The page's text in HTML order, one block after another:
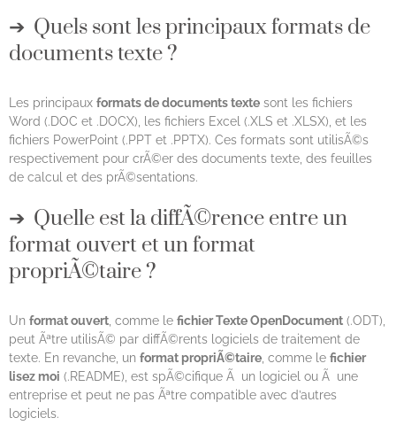
Quels sont les principaux formats de
documents texte ?
Les principaux formats de documents texte sont les fichiers
Word (.DOC et .DOCX), les fichiers Excel (.XLS et .XLSX), et les
fichiers PowerPoint (.PPT et .PPTX). Ces formats sont utilisÃ©s
respectivement pour crÃ©er des documents texte, des feuilles
de calcul et des prÃ©sentations.
Quelle est la diffÃ©rence entre un
format ouvert et un format
propriÃ©taire ?
Un format ouvert , comme le fichier Texte OpenDocument (.ODT),
peut Ãªtre utilisÃ© par diffÃ©rents logiciels de traitement de
texte. En revanche, un format propriÃ©taire , comme le fichier
lisez moi (.README), est spÃ©cifique Ã un logiciel ou Ã une
entreprise et peut ne pas Ãªtre compatible avec d’autres
logiciels.